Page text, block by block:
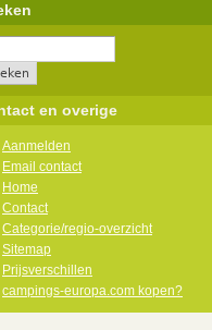
en overige
Aanmelden
Email contact
Home
Contact
Categorie/regio-overzicht
Sitemap
Prijsverschillen
campings-europa.com kopen?